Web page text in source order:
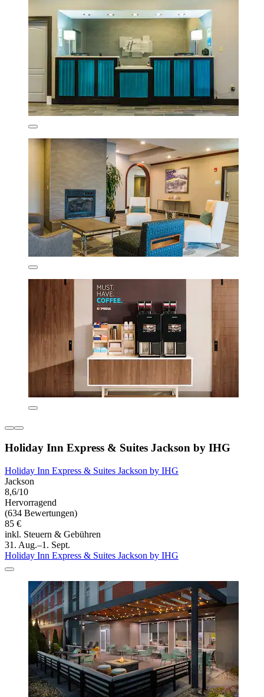
Holiday Inn Express & Suites Jackson by IHG
Holiday Inn Express & Suites Jackson by IHG
Jackson
8,6/10
Hervorragend
(634 Bewertungen)
85 €
inkl. Steuern & Gebühren
31. Aug.–1. Sept.
Holiday Inn Express & Suites Jackson by IHG